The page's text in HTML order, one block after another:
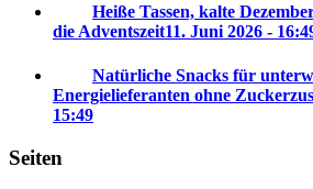
Heiße Tassen, kalte
die Adventszeit11. Juni 2026 -
Natürliche Snacks für
Energielieferanten ohne
15:49
Seiten